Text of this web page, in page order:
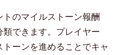
のマイルストーン報酬
できます。プレイヤー
ーンを進めることでキャ